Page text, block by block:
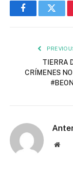
Facebook
TIERRA
CRÍMENES NO